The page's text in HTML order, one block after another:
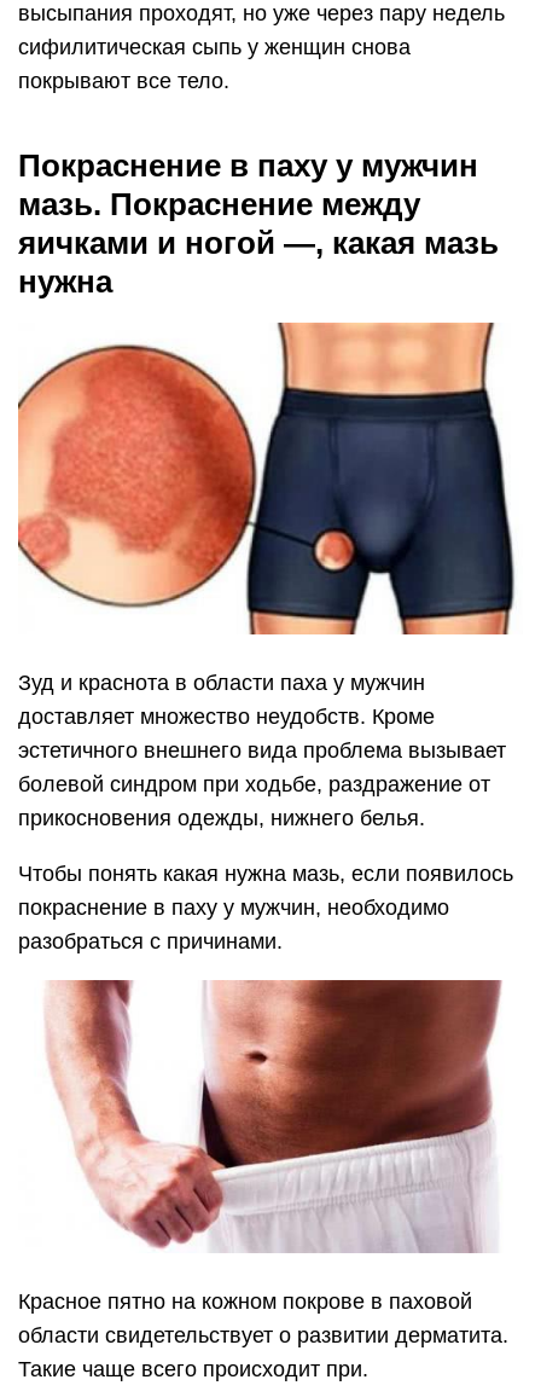
высыпания проходят, но уже через пару недель
сифилитическая сыпь у женщин снова
покрывают все тело.
Покраснение в паху у мужчин
мазь. Покраснение между
яичками и ногой —, какая мазь
нужна
Зуд и краснота в области паха у мужчин
доставляет множество неудобств. Кроме
эстетичного внешнего вида проблема вызывает
болевой синдром при ходьбе, раздражение от
прикосновения одежды, нижнего белья.
Чтобы понять какая нужна мазь, если появилось
покраснение в паху у мужчин, необходимо
разобраться с причинами.
Красное пятно на кожном покрове в паховой
области свидетельствует о развитии дерматита.
Такие чаще всего происходит при.